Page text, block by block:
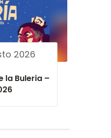
2026
la Buleria –